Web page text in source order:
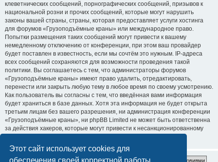
Этот сайт использует cookies для
обеспечения своей корректной работы.
клеветнических сообщений, порнографических сообщений, призывов к
национальной розни и прочих сообщений, которые могут нарушить
законы вашей страны, страны, которая предоставляет услуги хостинга
для форумов «Грузоподъёмные краны» или международное право.
Попытки размещения таких сообщений могут привести к вашему
немедленному отключению от конференции, при этом ваш провайдер
будет поставлен в известность, если мы сочтём это нужным. IP-адреса
всех сообщений сохраняются для возможности проведения такой
политики. Вы соглашаетесь с тем, что администраторы форумов
«Грузоподъёмные краны» имеют право удалить, отредактировать,
перенести или закрыть любую тему в любое время по своему усмотрению.
Как пользователь вы согласны с тем, что введённая вами информация
будет храниться в базе данных. Хотя эта информация не будет открыта
третьим лицам без вашего разрешения, ни администрация конференции
«Грузоподъёмные краны», ни phpBB Limited не может быть ответственна
за действия хакеров, которые могут привести к несанкционированному